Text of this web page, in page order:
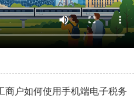
商户如何使用手机端电子税务